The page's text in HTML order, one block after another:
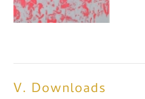
V. Downloads